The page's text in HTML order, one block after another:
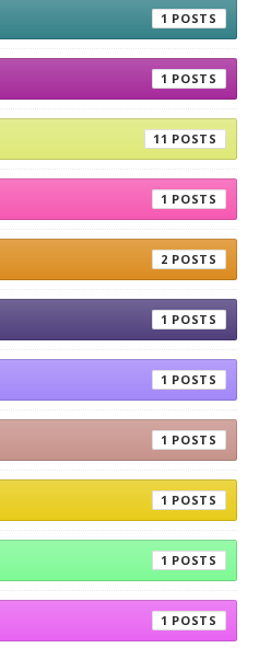
1
1
11
1
2
1
1
1
1
1
1